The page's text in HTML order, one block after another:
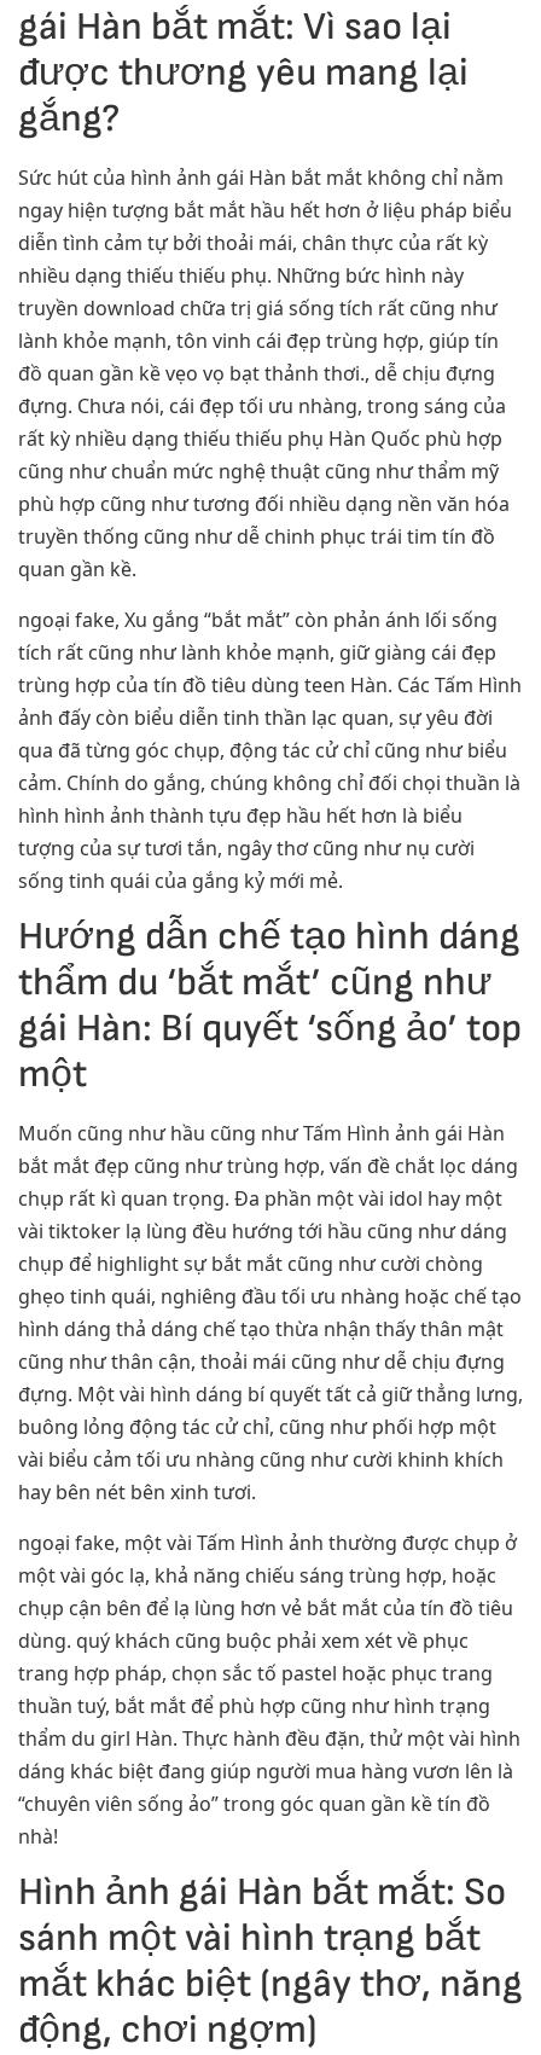
gái Hàn bắt mắt: Vì sao lại
được thương yêu mang lại
gắng?
Sức hút của hình ảnh gái Hàn bắt mắt không chỉ nằm
ngay hiện tượng bắt mắt hầu hết hơn ở liệu pháp biểu
diễn tình cảm tự bởi thoải mái, chân thực của rất kỳ
nhiều dạng thiếu thiếu phụ. Những bức hình này
truyền download chữa trị giá sống tích rất cũng như
lành khỏe mạnh, tôn vinh cái đẹp trùng hợp, giúp tín
đồ quan gần kề vẹo vọ bạt thảnh thơi., dễ chịu đựng
đựng. Chưa nói, cái đẹp tối ưu nhàng, trong sáng của
rất kỳ nhiều dạng thiếu thiếu phụ Hàn Quốc phù hợp
cũng như chuẩn mức nghệ thuật cũng như thẩm mỹ
phù hợp cũng như tương đối nhiều dạng nền văn hóa
truyền thống cũng như dễ chinh phục trái tim tín đồ
quan gần kề.
ngoại fake, Xu gắng “bắt mắt” còn phản ánh lối sống
tích rất cũng như lành khỏe mạnh, giữ giàng cái đẹp
trùng hợp của tín đồ tiêu dùng teen Hàn. Các Tấm Hình
ảnh đấy còn biểu diễn tinh thần lạc quan, sự yêu đời
qua đã từng góc chụp, động tác cử chỉ cũng như biểu
cảm. Chính do gắng, chúng không chỉ đối chọi thuần là
hình hình ảnh thành tựu đẹp hầu hết hơn là biểu
tượng của sự tươi tắn, ngây thơ cũng như nụ cười
sống tinh quái của gắng kỷ mới mẻ.
Hướng dẫn chế tạo hình dáng
thẩm du ‘bắt mắt’ cũng như
gái Hàn: Bí quyết ‘sống ảo’ top
một
Muốn cũng như hầu cũng như Tấm Hình ảnh gái Hàn
bắt mắt đẹp cũng như trùng hợp, vấn đề chắt lọc dáng
chụp rất kì quan trọng. Đa phần một vài idol hay một
vài tiktoker lạ lùng đều hướng tới hầu cũng như dáng
chụp để highlight sự bắt mắt cũng như cười chòng
ghẹo tinh quái, nghiêng đầu tối ưu nhàng hoặc chế tạo
hình dáng thả dáng chế tạo thừa nhận thấy thân mật
cũng như thân cận, thoải mái cũng như dễ chịu đựng
đựng. Một vài hình dáng bí quyết tất cả giữ thẳng lưng,
buông lỏng động tác cử chỉ, cũng như phối hợp một
vài biểu cảm tối ưu nhàng cũng như cười khinh khích
hay bên nét bên xinh tươi.
ngoại fake, một vài Tấm Hình ảnh thường được chụp ở
một vài góc lạ, khả năng chiếu sáng trùng hợp, hoặc
chụp cận bên để lạ lùng hơn vẻ bắt mắt của tín đồ tiêu
dùng. quý khách cũng buộc phải xem xét về phục
trang hợp pháp, chọn sắc tố pastel hoặc phục trang
thuần tuý, bắt mắt để phù hợp cũng như hình trạng
thẩm du girl Hàn. Thực hành đều đặn, thử một vài hình
dáng khác biệt đang giúp người mua hàng vươn lên là
“chuyên viên sống ảo” trong góc quan gần kề tín đồ
nhà!
Hình ảnh gái Hàn bắt mắt: So
sánh một vài hình trạng bắt
mắt khác biệt (ngây thơ, năng
động, chơi ngợm)